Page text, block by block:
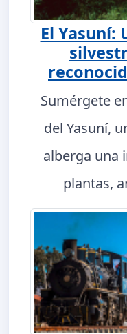
El Yasuní:
Sumérgete
del Yasuní,
alberga una
plantas,